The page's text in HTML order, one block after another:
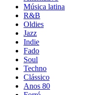
Música latina
R&B
Oldies
Jazz
Indie
Fado
Soul
Techno
Clássico
Anos 80